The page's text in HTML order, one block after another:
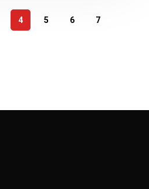
4 5 6 7